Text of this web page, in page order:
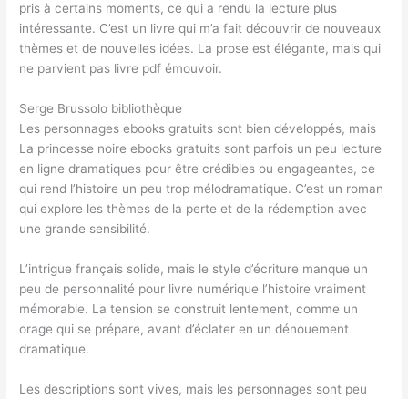
pris à certains moments, ce qui a rendu la lecture plus
intéressante. C’est un livre qui m’a fait découvrir de nouveaux
thèmes et de nouvelles idées. La prose est élégante, mais qui
ne parvient pas livre pdf émouvoir.
Serge Brussolo bibliothèque
Les personnages ebooks gratuits sont bien développés, mais
La princesse noire ebooks gratuits sont parfois un peu lecture
en ligne dramatiques pour être crédibles ou engageantes, ce
qui rend l’histoire un peu trop mélodramatique. C’est un roman
qui explore les thèmes de la perte et de la rédemption avec
une grande sensibilité.
L’intrigue français solide, mais le style d’écriture manque un
peu de personnalité pour livre numérique l’histoire vraiment
mémorable. La tension se construit lentement, comme un
orage qui se prépare, avant d’éclater en un dénouement
dramatique.
Les descriptions sont vives, mais les personnages sont peu